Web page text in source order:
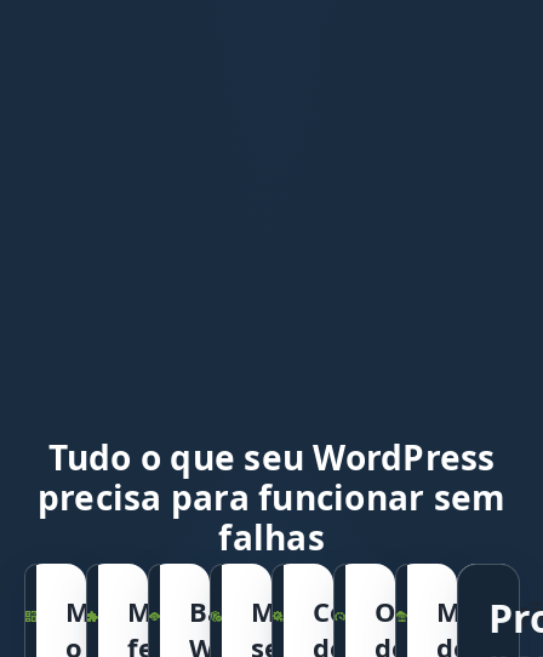
Tudo o que seu WordPress
precisa para funcionar sem
falhas
Modernize
o
Melhores
ferramentas
Backup
WordPress
Mantemos
seu
Correção
de
Otimização
de
de